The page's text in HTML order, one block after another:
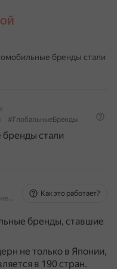
бренды стали
#ГлобальныеБренды
бренды стали
На основе источников, возможны неточности
Как это работает?
бренды, ставшие
не только в Японии,
в 190 стран.